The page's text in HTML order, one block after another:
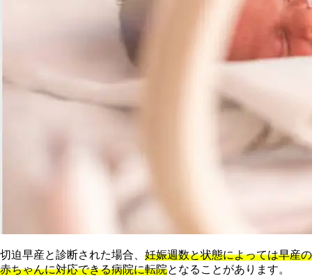
切迫早産と診断された場合、 妊娠週数と状態によっては早産の
赤ちゃんに対応できる病院に転院となることがあります。